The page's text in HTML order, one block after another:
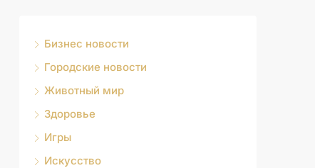
Бизнес новости
Городские новости
Животный мир
Здоровье
Игры
Искусство